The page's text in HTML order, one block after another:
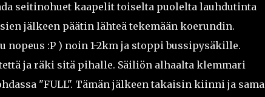
seitinohuet kaapelit toiselta puolelta lauhdutinta
jälkeen päätin lähteä tekemään koerundin.
:P ) noin 1-2km ja stoppi bussipysäkille.
ja räki sitä pihalle. Säiliön alhaalta klemmari
"FULL". Tämän jälkeen takaisin kiinni ja sama